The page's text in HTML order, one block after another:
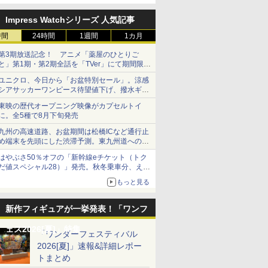
Impress Watchシリーズ 人気記事
24時間 1週間 1カ月
3期放送記念！ アニメ「薬屋のひとりご
」第1期・第2期全話を「TVer」にて期間限定
順次無料配信開始
ニクロ、今日から「お盆特別セール」。涼感
アサッカーワンピース待望値下げ、撥水ギア
ョーツは1990円に
映の歴代オープニング映像がカプセルトイ
。全5種で8月下旬発売
州の高速道路、お盆期間は松橋ICなど通行止
端末を先頭にした渋滞予測。東九州道への迂
は料金調整を実施
やぶさ50％オフの「新幹線eチケット（トク
値スペシャル28）」発売。秋冬乗車分、えき
もっと見る
新作フィギュアが一挙発表！「ワンフ
ェス2026[夏]」特集「ワンダーフェスティバル
2026[夏]」速報&詳細レポー
トまとめ